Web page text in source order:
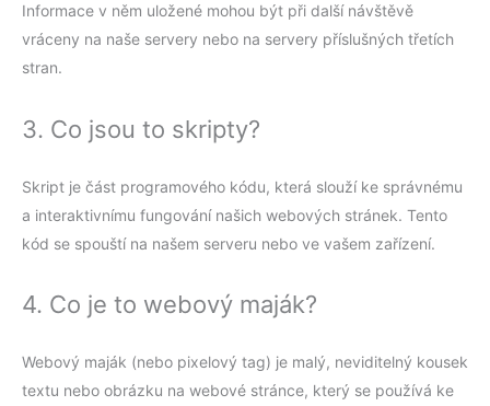
Informace v něm uložené mohou být při další návštěvě
vráceny na naše servery nebo na servery příslušných třetích
stran.
3. Co jsou to skripty?
Skript je část programového kódu, která slouží ke správnému
a interaktivnímu fungování našich webových stránek. Tento
kód se spouští na našem serveru nebo ve vašem zařízení.
4. Co je to webový maják?
Webový maják (nebo pixelový tag) je malý, neviditelný kousek
textu nebo obrázku na webové stránce, který se používá ke